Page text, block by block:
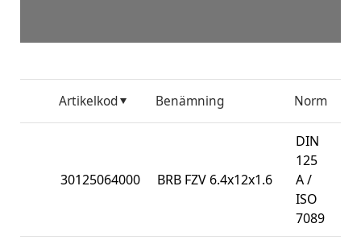
Artikelkod Benämning Norm
30125064000 BRB FZV 6.4x12x1.6
DIN
125
A /
ISO
7089